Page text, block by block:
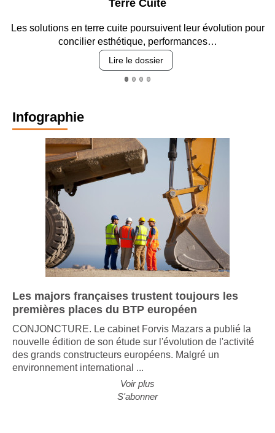
poursuivent leur évolution pour
performances…
Entre circulation,
Infographie
Les majors françaises trustent toujours les
premières places du BTP européen
CONJONCTURE. Le cabinet Forvis Mazars a publié la
nouvelle édition de son étude sur l'évolution de l'activité
des grands constructeurs européens. Malgré un
environnement international ...
Voir plus
S'abonner